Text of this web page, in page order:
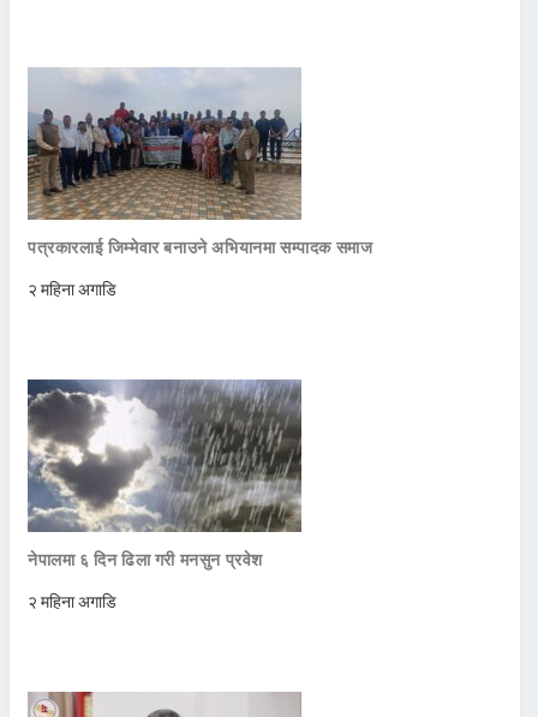
पत्रकारलाई जिम्मेवार बनाउने अभियानमा सम्पादक समाज
२ महिना अगाडि
नेपालमा ६ दिन ढिला गरी मनसुन प्रवेश
२ महिना अगाडि